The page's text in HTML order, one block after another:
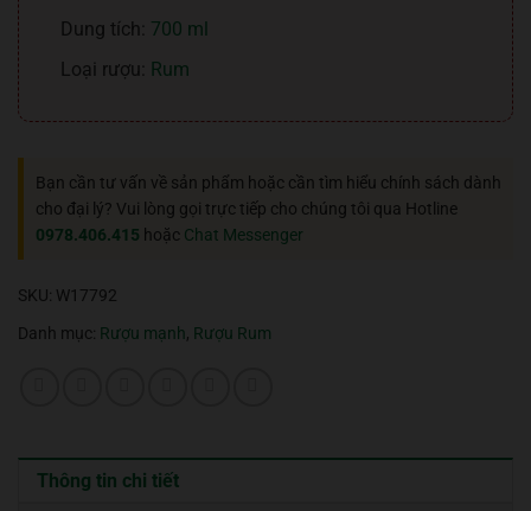
Dung tích: 700 ml
Loại rượu:
Rum
Bạn cần tư vấn về sản phẩm hoặc cần tìm hiểu chính sách dành
cho đại lý? Vui lòng gọi trực tiếp cho chúng tôi qua Hotline
0978.406.415 hoặc Chat Messenger
SKU: W17792
Danh mục: Rượu mạnh, Rượu Rum
Thông tin chi tiết